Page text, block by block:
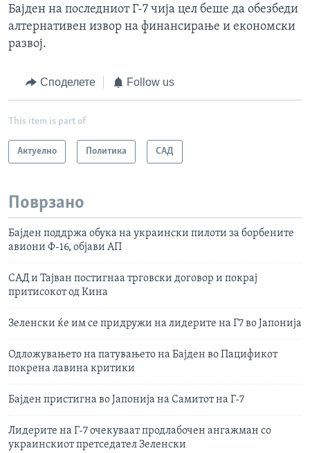
Бајден на последниот Г-7 чија цел беше да обезбеди
алтернативен извор на финансирање и економски
развој.
Споделете Follow us
This item is part of
Актуелно Политика САД
Поврзано
Бајден поддржа обука на украински пилоти за борбените
авиони Ф-16, објави АП
САД и Тајван постигнаа трговски договор и покрај
притисокот од Кина
Зеленски ќе им се придружи на лидерите на Г7 во Јапонија
Одложувањето на патувањето на Бајден во Пацификот
покрена лавина критики
Бајден пристигна во Јапонија на Самитот на Г-7
Лидерите на Г-7 очекуваат продлабочен ангажман со
украинскиот претседател Зеленски